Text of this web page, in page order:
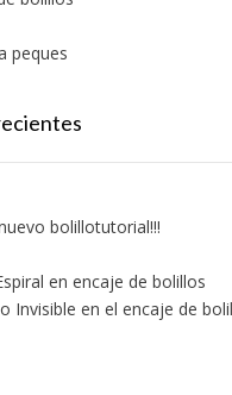
peques
bolillotutorial!!!
en encaje de bolillos
Invisible en el encaje de